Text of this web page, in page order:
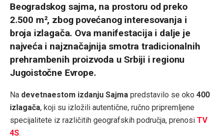
Beogradskog sajma, na prostoru od preko
2.500 m², zbog povećanog interesovanja i
broja izlagača. Ova manifestacija i dalje je
najveća i najznačajnija smotra tradicionalnih
prehrambenih proizvoda u Srbiji i regionu
Jugoistočne Evrope.
Na devetnaestom izdanju Sajma predstavilo se oko 400
izlagača, koji su izložili autentične, ručno pripremljene
specijalitete iz različitih geografskih područja, prenosi TV
4S.